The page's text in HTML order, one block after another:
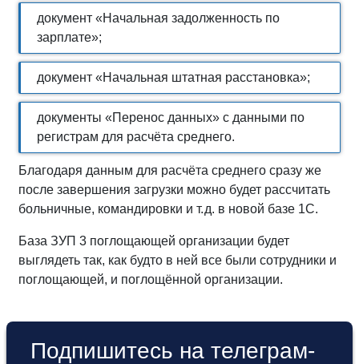
документ «Начальная задолженность по
зарплате»;
документ «Начальная штатная расстановка»;
документы «Перенос данных» с данными по
регистрам для расчёта среднего.
Благодаря данным для расчёта среднего сразу же
после завершения загрузки можно будет рассчитать
больничные, командировки и т. д. в новой базе 1С.
База ЗУП 3 поглощающей организации будет
выглядеть так, как будто в ней все были сотрудники и
поглощающей, и поглощённой организации.
Подпишитесь на телеграм-